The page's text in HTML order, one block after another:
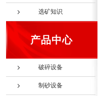
选矿知识
产品中心
破碎设备
制砂设备